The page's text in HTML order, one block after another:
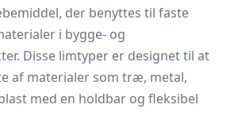
der benyttes til faste
i bygge- og
Disse limtyper er designet til at
af materialer som træ, metal,
med en holdbar og fleksibel